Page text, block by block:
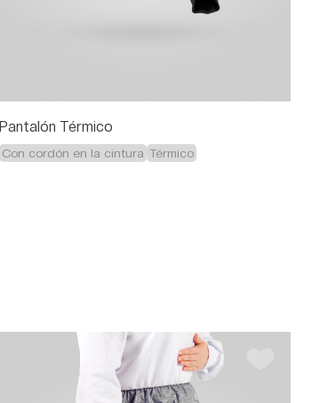
Pantalón Térmico
Con cordón en la cintura Térmico